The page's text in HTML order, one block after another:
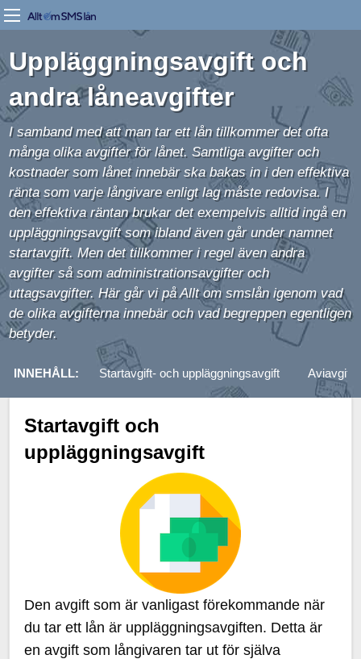
Uppläggningsavgift och
andra låneavgifter
I samband med att man tar ett lån tillkommer det ofta
många olika avgifter för lånet. Samtliga avgifter och
kostnader som lånet innebär ska bakas in i den effektiva
ränta som varje långivare enligt lag måste redovisa. I
den effektiva räntan brukar det exempelvis alltid ingå en
uppläggningsavgift som ibland även går under namnet
startavgift. Men det tillkommer i regel även andra
avgifter så som administrationsavgifter och
uttagsavgifter. Här går vi på Allt om smslån igenom vad
de olika avgifterna innebär och vad begreppen egentligen
betyder.
INNEHÅLL: Startavgift- och uppläggningsavgift Aviavgift-
Startavgift och
uppläggningsavgift
Den avgift som är vanligast förekommande när
du tar ett lån är uppläggningsavgiften. Detta är
en avgift som långivaren tar ut för själva